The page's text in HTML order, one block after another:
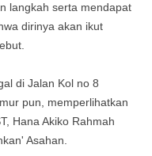
langkah serta mendapat
dirinya akan ikut
di Jalan Kol no 8
pun, memperlihatkan
Hana Akiko Rahmah
Asahan.